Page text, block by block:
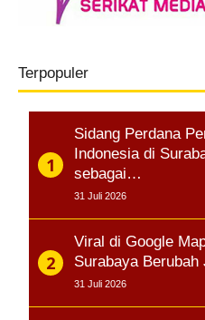
Terpopuler
Sidang Perdana
Indonesia di
sebagai…
31 Juli 2026
Viral di Google
Surabaya Berubah
31 Juli 2026